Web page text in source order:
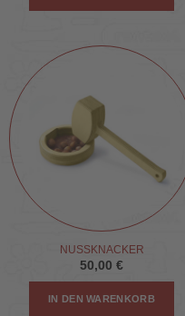
NUSSKNACKER
50,00 €
IN DEN WARENKORB